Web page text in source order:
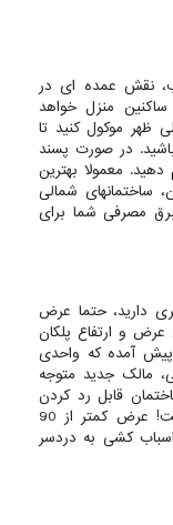
نقش عمده ای در
منزل خواهد
ظهر موکول کنید تا
در صورت پسند
معمولا بهترین
ساختمانهای شمالی
مصرفی شما برای
دارید، حتما عرض
و ارتفاع پلکان
پیش آمده که واحدی
مالک جدید متوجه
قابل رد کردن
نیست و البته زمان پشیمانی دیگر گذشته است! عرض کمتر از 90
اسباب کشی به دردسر